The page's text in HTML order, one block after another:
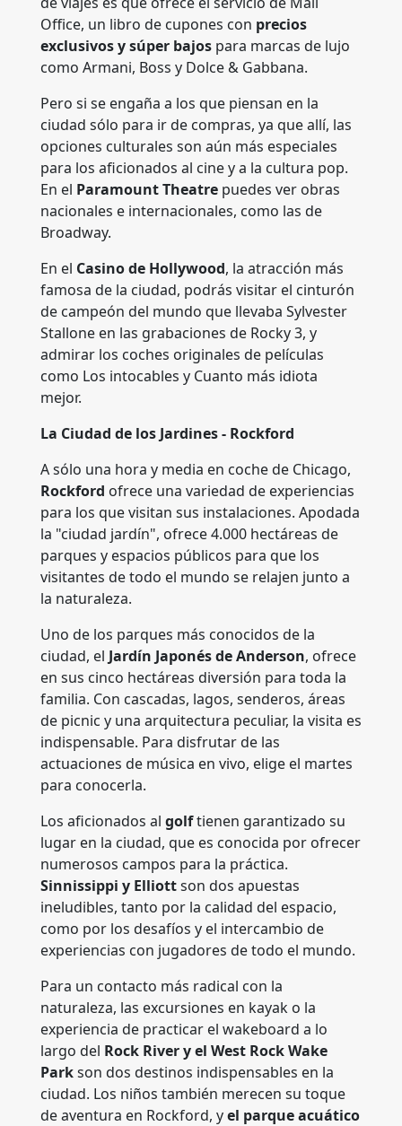
Office, un libro de cupones con precios
exclusivos y súper bajos para marcas de lujo
como Armani, Boss y Dolce & Gabbana.
Pero si se engaña a los que piensan en la
ciudad sólo para ir de compras, ya que allí, las
opciones culturales son aún más especiales
para los aficionados al cine y a la cultura pop.
En el Paramount Theatre puedes ver obras
nacionales e internacionales, como las de
Broadway.
En el Casino de Hollywood, la atracción más
famosa de la ciudad, podrás visitar el cinturón
de campeón del mundo que llevaba Sylvester
Stallone en las grabaciones de Rocky 3, y
admirar los coches originales de películas
como Los intocables y Cuanto más idiota
mejor.
La Ciudad de los Jardines - Rockford
A sólo una hora y media en coche de Chicago,
Rockford ofrece una variedad de experiencias
para los que visitan sus instalaciones. Apodada
la "ciudad jardín", ofrece 4.000 hectáreas de
parques y espacios públicos para que los
visitantes de todo el mundo se relajen junto a
la naturaleza.
Uno de los parques más conocidos de la
ciudad, el Jardín Japonés de Anderson, ofrece
en sus cinco hectáreas diversión para toda la
familia. Con cascadas, lagos, senderos, áreas
de picnic y una arquitectura peculiar, la visita es
indispensable. Para disfrutar de las
actuaciones de música en vivo, elige el martes
para conocerla.
Los aficionados al golftienen garantizado su
lugar en la ciudad, que es conocida por ofrecer
numerosos campos para la práctica.
Sinnissippi y Elliottson dos apuestas
ineludibles, tanto por la calidad del espacio,
como por los desafíos y el intercambio de
experiencias con jugadores de todo el mundo.
Para un contacto más radical con la
naturaleza, las excursiones en kayak o la
experiencia de practicar el wakeboard a lo
largo del Rock River y el West Rock Wake
Parkson dos destinos indispensables en la
ciudad. Los niños también merecen su toque
de aventura en Rockford, yel parque acuático